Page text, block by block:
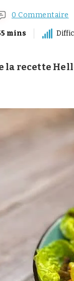
0 Commentaire
mins
la recette